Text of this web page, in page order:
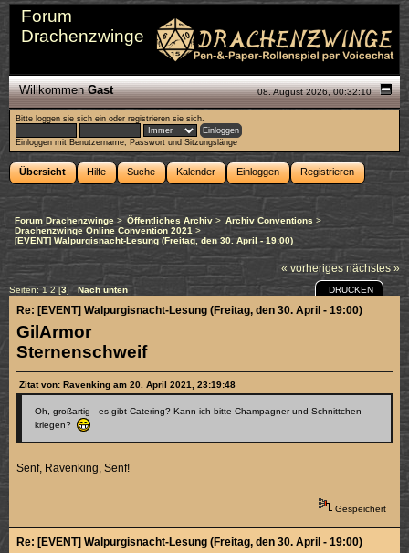
Forum
Drachenzwinge
08. August 2026, 00:32:10
WillkommenGast
Bitte loggen sie sich ein oderregistrieren sie sich.
Einloggen mit Benutzername, Passwort und Sitzungslänge
Übersicht Hilfe Suche Kalender Einloggen Registrieren
Forum Drachenzwinge > Öffentliches Archiv> Archiv Conventions >
Drachenzwinge Online Convention 2021 >
[EVENT] Walpurgisnacht-Lesung (Freitag, den 30. April - 19:00)
« vorheriges nächstes »
Seiten: 1 2 [3] Nach unten DRUCKEN
GilArmor
Sternenschweif
Re: [EVENT] Walpurgisnacht-Lesung (Freitag, den 30. April - 19:00)
Zitat von: Ravenking am 20. April 2021, 23:19:48
Oh, großartig - es gibt Catering? Kann ich bitte Champagner und Schnittchen
kriegen?
Senf, Ravenking, Senf!
Gespeichert
Re: [EVENT] Walpurgisnacht-Lesung (Freitag, den 30. April - 19:00)